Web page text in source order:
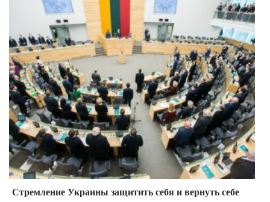
Стремление Украины защитить себя и вернуть себе